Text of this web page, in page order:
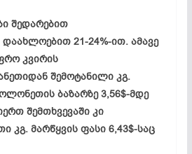
შედარებით
21-24%-ით. ამავე
კვირის
შემოტანილი კგ.
ბაზარზე 3,56$-მდე
შემთხვევაში კი
კგ. მარწყვის ფასი 6,43$-საც